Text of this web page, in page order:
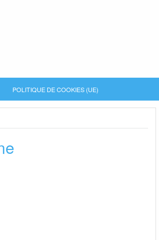
POLITIQUE DE COOKIES (UE)